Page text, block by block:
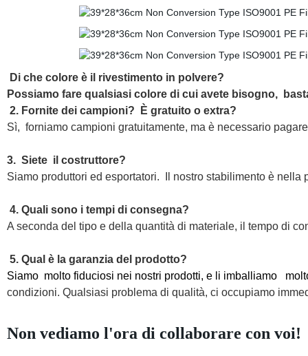
Di checolore è il rivestimento in polvere?
Possiamo fare qualsiasi colore di cui avete bisogno,
2. Fornite dei campioni?
È gratuito o extra?
Sì, forniamo campioni gratuitamente, ma è necessario
3. Siete il costruttore?
Siamo produttori ed esportatori.
Il nostro stabilimento ènella
4. Quali sono i tempi di consegna?
A seconda del tipo e della quantità di materiale, il tempo di
5. Qual è la garanzia del prodotto?
Siamo molto fiduciosi nei nostri prodotti, e li imballiamo
condizioni. Qualsiasi problema di qualità, ci occupiamo
Non vediamo l'ora di collaborare con voi!